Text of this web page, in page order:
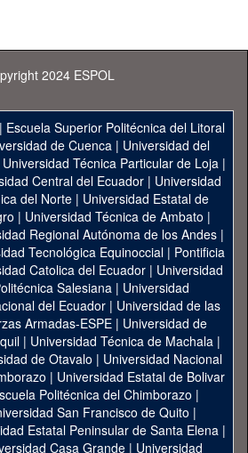
2024 ESPOL
Escuela Superior Politécnica del Litoral
de Cuenca| Universidad del
Universidad Técnica Particular de Loja|
Central del Ecuador| Universidad
del Norte | Universidad Estatal de
| Universidad Técnica de Ambato |
Regional Autónoma de los Andes|
Tecnológica Equinoccial| Pontificia
Catolica del Ecuador | Universidad
Salesiana | Universidad
del Ecuador | Universidad de las
Armadas-ESPE | Universidad de
| Universidad Técnica de Machala|
de Otavalo | Universidad Nacional
| Universidad Estatal de Bolivar
Politécnica del Chimborazo |
San Francisco de Quito |
Estatal Peninsular de Santa Elena|
Casa Grande | Universidad